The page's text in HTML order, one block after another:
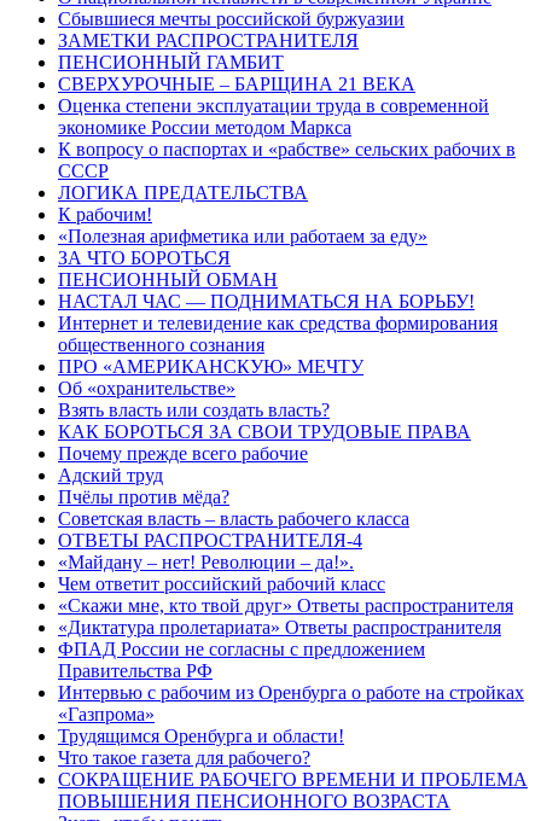
Сбывшиеся мечты российской буржуазии
ЗАМЕТКИ РАСПРОСТРАНИТЕЛЯ
ПЕНСИОННЫЙ ГАМБИТ
СВЕРХУРОЧНЫЕ – БАРЩИНА 21 ВЕКА
Оценка степени эксплуатации труда в современной
экономике России методом Маркса
К вопросу о паспортах и «рабстве» сельских рабочих в
СССР
ЛОГИКА ПРЕДАТЕЛЬСТВА
К рабочим!
«Полезная арифметика или работаем за еду»
ЗА ЧТО БОРОТЬСЯ
ПЕНСИОННЫЙ ОБМАН
НАСТАЛ ЧАС — ПОДНИМАТЬСЯ НА БОРЬБУ!
Интернет и телевидение как средства формирования
общественного сознания
ПРО «АМЕРИКАНСКУЮ» МЕЧТУ
Об «охранительстве»
Взять власть или создать власть?
КАК БОРОТЬСЯ ЗА СВОИ ТРУДОВЫЕ ПРАВА
Почему прежде всего рабочие
Адский труд
Пчёлы против мёда?
Советская власть – власть рабочего класса
ОТВЕТЫ РАСПРОСТРАНИТЕЛЯ-4
«Майдану – нет! Революции – да!».
Чем ответит российский рабочий класс
«Скажи мне, кто твой друг» Ответы распространителя
«Диктатура пролетариата» Ответы распространителя
ФПАД России не согласны с предложением
Правительства РФ
Интервью с рабочим из Оренбурга о работе на стройках
«Газпрома»
Трудящимся Оренбурга и области!
Что такое газета для рабочего?
СОКРАЩЕНИЕ РАБОЧЕГО ВРЕМЕНИ И ПРОБЛЕМА
ПОВЫШЕНИЯ ПЕНСИОННОГО ВОЗРАСТА